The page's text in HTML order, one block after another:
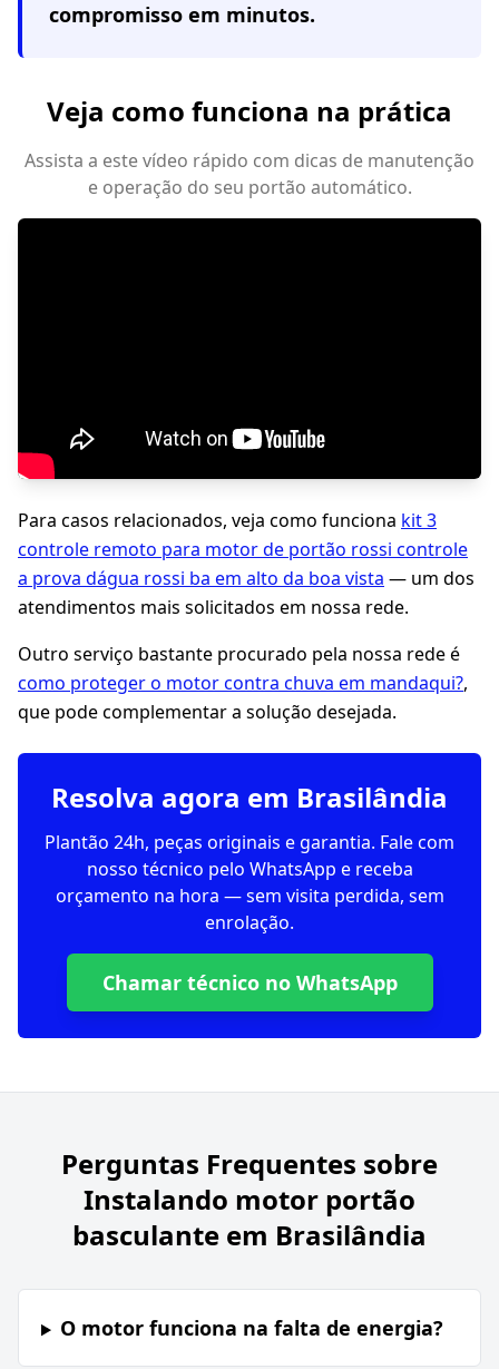
compromisso em minutos.
Veja como funciona na prática
Assista a este vídeo rápido com dicas de manutenção
e operação do seu portão automático.
Para casos relacionados, veja como funciona kit 3
controle remoto para motor de portão rossi controle
a prova dágua rossi ba em alto da boa vista — um dos
atendimentos mais solicitados em nossa rede.
Outro serviço bastante procurado pela nossa rede é
como proteger o motor contra chuva em mandaqui?,
que pode complementar a solução desejada.
Resolva agora em Brasilândia
Plantão 24h, peças originais e garantia. Fale com
nosso técnico pelo WhatsApp e receba
orçamento na hora — sem visita perdida, sem
enrolação.
Chamar técnico no WhatsApp
Perguntas Frequentes sobre
Instalando motor portão
basculante em Brasilândia
O motor funciona na falta de energia?